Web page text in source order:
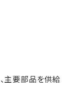
主要部品を供給